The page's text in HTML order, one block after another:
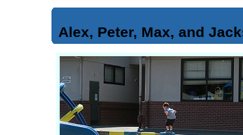
Alex, Peter, Max, and